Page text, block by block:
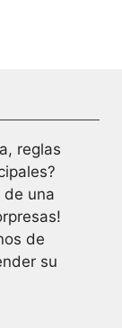
reglas
de una
de
su